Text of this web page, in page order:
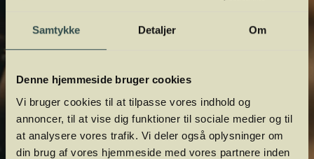
Samtykke Detaljer Om
Denne hjemmeside bruger cookies
Vi bruger cookies til at tilpasse vores indhold og
annoncer, til at vise dig funktioner til sociale medier og til
at analysere vores trafik. Vi deler også oplysninger om
din brug af vores hjemmeside med vores partnere inden
udtryk. Vi har samlet de vigtigste i vores
orientere dig.